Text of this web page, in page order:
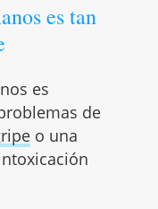
es tan
es
de
o una